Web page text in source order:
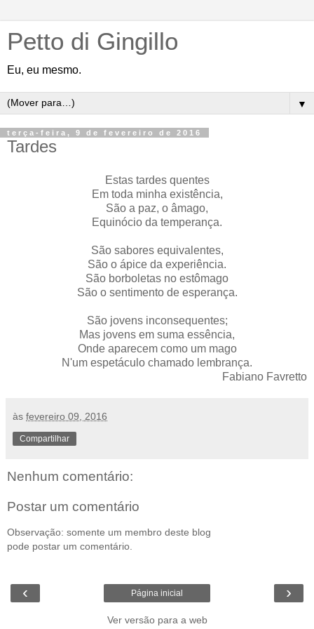
Petto di Gingillo
Eu, eu mesmo.
▼
terça-feira, 9 de fevereiro de 2016
Tardes
Estas tardes quentes
Em toda minha existência,
São a paz, o âmago,
Equinócio da temperança.
São sabores equivalentes,
São o ápice da experiência.
São borboletas no estômago
São o sentimento de esperança.
São jovens inconsequentes;
Mas jovens em suma essência,
Onde aparecem como um mago
N'um espetáculo chamado lembrança.
Fabiano Favretto
às fevereiro 09, 2016
Compartilhar
Nenhum comentário:
Postar um comentário
Observação: somente um membro deste blog
pode postar um comentário.
‹ ›
Página inicial
Ver versão para a web